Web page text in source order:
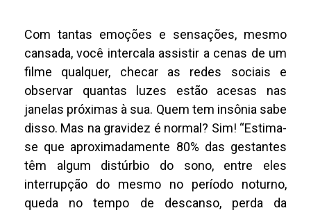
Com tantas emoções e sensações, mesmo
cansada, você intercala assistir a cenas de um
filme qualquer, checar as redes sociais e
observar quantas luzes estão acesas nas
janelas próximas à sua. Quem tem insônia sabe
disso. Mas na gravidez é normal? Sim! “Estima-
se que aproximadamente 80% das gestantes
têm algum distúrbio do sono, entre eles
interrupção do mesmo no período noturno,
queda no tempo de descanso, perda da